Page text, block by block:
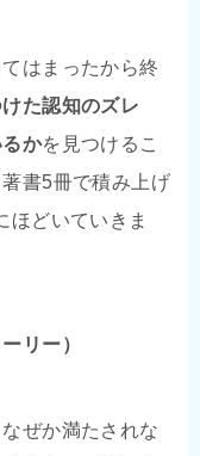
はまったから終
た認知のズレ
かを見つけるこ
書5冊で積み上げ
ほどいていきま
リー）
ぜか満たされな